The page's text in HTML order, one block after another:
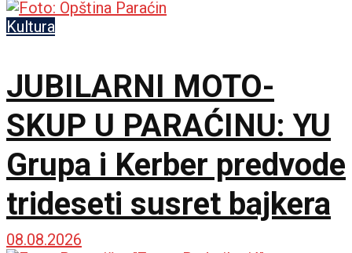
Kultura
JUBILARNI MOTO-
SKUP U PARAĆINU: YU
Grupa i Kerber predvode
trideseti susret bajkera
08.08.2026